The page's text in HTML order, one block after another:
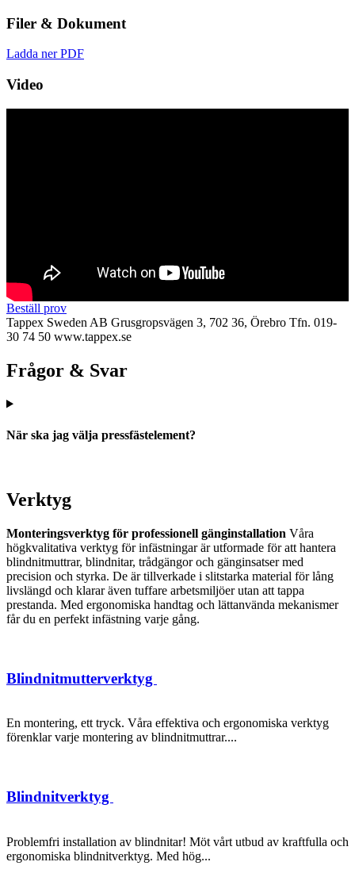
Filer & Dokument
Ladda ner PDF
Video
Beställ prov
Tappex Sweden AB Grusgropsvägen 3, 702 36, Örebro Tfn. 019-
30 74 50 www.tappex.se
Frågor & Svar
När ska jag välja pressfästelement?
Verktyg
Monteringsverktyg för professionell gänginstallation Våra
högkvalitativa verktyg för infästningar är utformade för att hantera
blindnitmuttrar, blindnitar, trådgängor och gänginsatser med
precision och styrka. De är tillverkade i slitstarka material för lång
livslängd och klarar även tuffare arbetsmiljöer utan att tappa
prestanda. Med ergonomiska handtag och lättanvända mekanismer
får du en perfekt infästning varje gång.
Blindnitmutterverktyg
En montering, ett tryck. Våra effektiva och ergonomiska verktyg
förenklar varje montering av blindnitmuttrar....
Blindnitverktyg
Problemfri installation av blindnitar! Möt vårt utbud av kraftfulla och
ergonomiska blindnitverktyg. Med hög...